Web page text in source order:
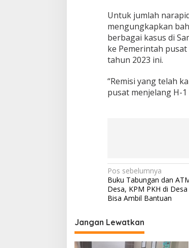
Untuk jumlah
mengungkapkan
berbagai kasus di
ke Pemerintah
tahun 2023 ini.
“Remisi yang telah
pusat menjelang H-
Navigasi
pos
Pos sebelumnya
Buku Tabungan dan
Desa, KPM PKH di
Bisa Ambil Bantuan
Jangan Lewatkan